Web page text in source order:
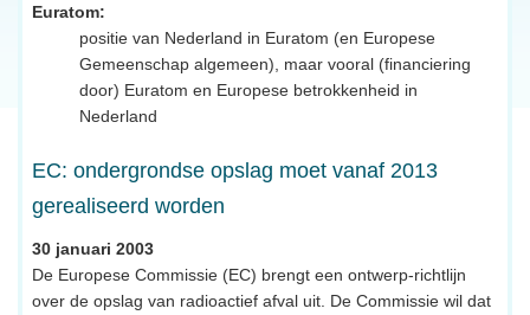
Euratom:
positie van Nederland in Euratom (en Europese
Gemeenschap algemeen), maar vooral (financiering
door) Euratom en Europese betrokkenheid in
Nederland
EC: ondergrondse opslag moet vanaf 2013
gerealiseerd worden
30 januari 2003
De Europese Commissie (EC) brengt een ontwerp-richtlijn
over de opslag van radioactief afval uit. De Commissie wil dat